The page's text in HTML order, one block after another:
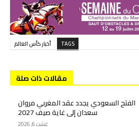
TAGS أخبار كأس العالم
مقالات ذات صلة
الفتح السعودي يجدد عقد المغربي مروان
سعدان إلى غاية صيف 2027
غشت 6, 2026